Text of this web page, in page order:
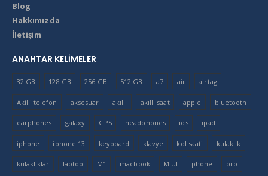
Blog
Hakkımızda
İletişim
ANAHTAR KELIMELER
32 GB 128 GB 256 GB 512 GB a7 air airtag
Akilli telefon aksesuar akıllı akıllı saat apple bluetooth
earphones galaxy GPS headphones ios ipad
iphone iphone 13 keyboard klavye kol saati kulaklık
kulaklıklar laptop M1 macbook MIUI phone pro